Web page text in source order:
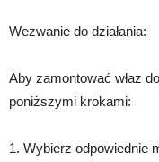
Wezwanie do działania:
Aby zamontować właz
poniższymi krokami:
1. Wybierz odpowiednie